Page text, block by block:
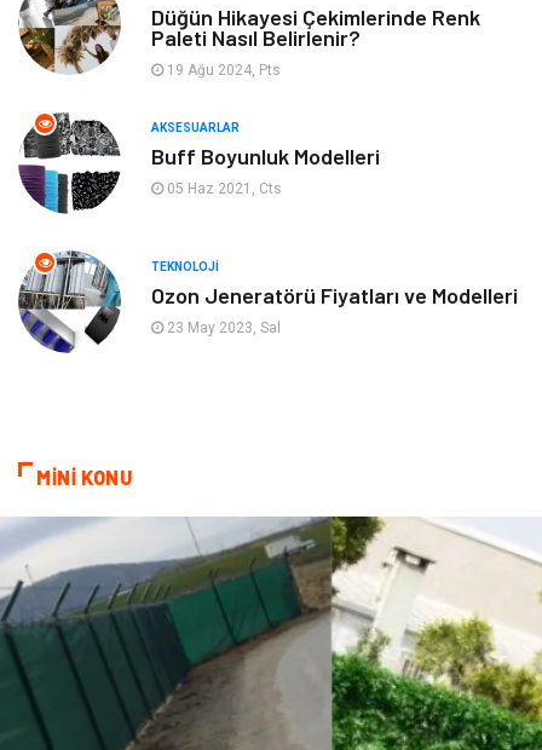
Gençlik & Eğlence Keyif & Hobi
Aksesuarlar
Mobilya
Gayrimenkul
Ev İşleri
Astroloji
Cam sosyal
Kına Gecesi genel blog
Sigorta Veteriner
Düğün Hikayesi Çekimlerinde Renk
Paleti Nasıl Belirlenir?
19 Ağu 2024, Pts
AKSESUARLAR
Buff Boyunluk Modelleri
05 Haz 2021, Cts
TEKNOLOJI
Ozon Jeneratörü Fiyatları ve Modelleri
23 May 2023, Sal
MİNİ KONU